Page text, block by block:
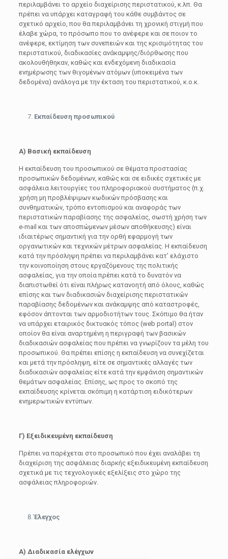
περιλαμβάνει το αρχείο διαχείρισης περιστατικού, κ.λπ. Θα
πρέπει να υπάρχει καταγραφή του κάθε συμβάντος σε
σχετικό αρχείο, που θα περιλαμβάνει τη χρονική στιγμή που
έλαβε χώρα, το πρόσωπο που το ανέφερε και σε ποιον το
ανέφερε, εκτίμηση των συνεπειών και της κρισιμότητας του
περιστατικού, διαδικασίες ανάκαμψης/διόρθωσης που
ακολουθήθηκαν, καθώς και ενδεχόμενη διαδικασία
ενημέρωσης των θιγομένων ατόμων (υποκειμένα των
δεδομένα) ανάλογα με την έκταση του περιστατικού, κ.ο.κ.
Εκπαίδευση προσωπικού
Α) Βασική εκπαίδευση
Η εκπαίδευση του προσωπικού σε θέματα προστασίας
προσωπικών δεδομένων, καθώς και σε ειδικές σχετικές με
ασφάλεια λειτουργίες του πληροφοριακού συστήματος (π.χ.
χρήση μη προβλέψιμων κωδικών πρόσβασης και
συνθηματικών, τρόπο εντοπισμού και αναφοράς των
περιστατικών παραβίασης της ασφαλείας, σωστή χρήση των
e-mail και των αποσπώμενων μέσων αποθήκευσης) είναι
ιδιαιτέρως σημαντική για την ορθή εφαρμογή των
οργανωτικών και τεχνικών μέτρων ασφαλείας. Η εκπαίδευση
κατά την πρόσληψη πρέπει να περιλαμβάνει κατ’ ελάχιστο
την κοινοποίηση στους εργαζόμενους της πολιτικής
ασφαλείας, για την οποία πρέπει κατά το δυνατόν να
διαπιστωθεί ότι είναι πλήρως κατανοητή από όλους, καθώς
επίσης και των διαδικασιών διαχείρισης περιστατικών
παραβίασης δεδομένων και ανάκαμψης από καταστροφές,
εφόσον άπτονται των αρμοδιοτήτων τους. Σκόπιμο θα ήταν
να υπάρχει εταιρικός δικτυακός τόπος (web portal) στον
οποίον θα είναι αναρτημένη η περιγραφή των βασικών
διαδικασιών ασφαλείας που πρέπει να γνωρίζουν τα μέλη του
προσωπικού. Θα πρέπει επίσης η εκπαίδευση να συνεχίζεται
και μετά την πρόσληψη, είτε σε σημαντικές αλλαγές των
διαδικασιών ασφαλείας είτε κατά την εμφάνιση σημαντικών
θεμάτων ασφαλείας. Επίσης, ως προς το σκοπό της
εκπαίδευσης κρίνεται σκόπιμη η κατάρτιση ειδικότερων
ενημερωτικών εντύπων.
Γ) Εξειδικευμένη εκπαίδευση
Πρέπει να παρέχεται στο προσωπικό που έχει αναλάβει τη
διαχείριση της ασφάλειας διαρκής εξειδικευμένη εκπαίδευση
σχετικά με τις τεχνολογικές εξελίξεις στο χώρο της
ασφάλειας πληροφοριών.
Έλεγχος
Α) Διαδικασία ελέγχων